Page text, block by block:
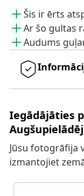
Šis ir ērts
Ar šo gultas
Audums
Iegādājāties
Jūsu fotogrāfija
izmantojiet